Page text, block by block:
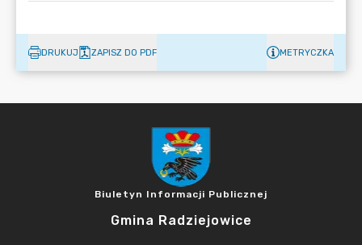
DRUKUJ ZAPISZ DO PDF METRYCZKA
Biuletyn Informacji Publicznej
Gmina Radziejowice